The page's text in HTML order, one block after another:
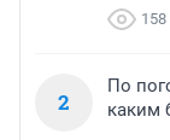
158
2
По
каким